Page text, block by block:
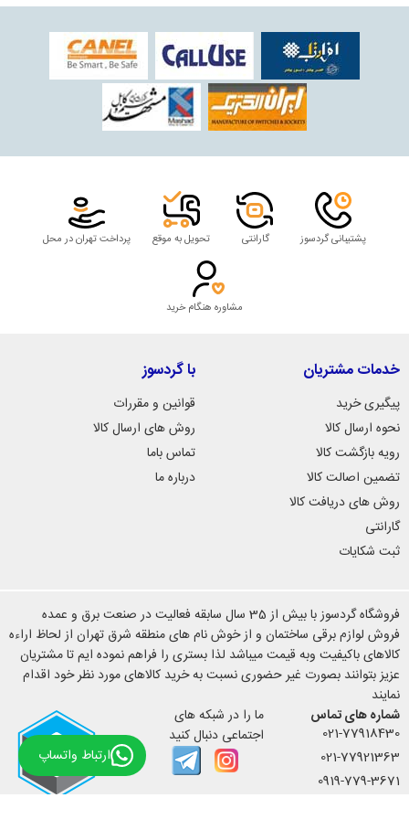
پشتیبانی گردسوز گارانتی تحویل به موقع پرداخت تهران در محل
مشاوره هنگام خرید
خدمات مشتریان
پیگیری خرید
نحوه ارسال کالا
رویه بازگشت کالا
تضمین اصالت کالا
روش های دریافت کالا
گارانتی
ثبت شکایات
با گردسوز
قوانین و مقررات
روش های ارسال کالا
تماس باما
درباره ما
فروشگاه گردسوز با بیش از 35 سال سابقه فعالیت در صنعت برق و عمده
فروش لوازم برقی ساختمان و از خوش نام های منطقه شرق تهران از لحاظ اراءه
کالاهای باکیفیت وبه قیمت میباشد لذا بستری را فراهم نموده ایم تا مشتریان
عزیز بتوانند بصورت غیر حضوری نسبت به خرید کالاهای مورد نظر خود اقدام
نمایند
شماره های تماس
021-77918430
021-77921363
0919-779-3671
ما را در شبکه های
اجتماعی دنبال کنید
ارتباط واتساپ